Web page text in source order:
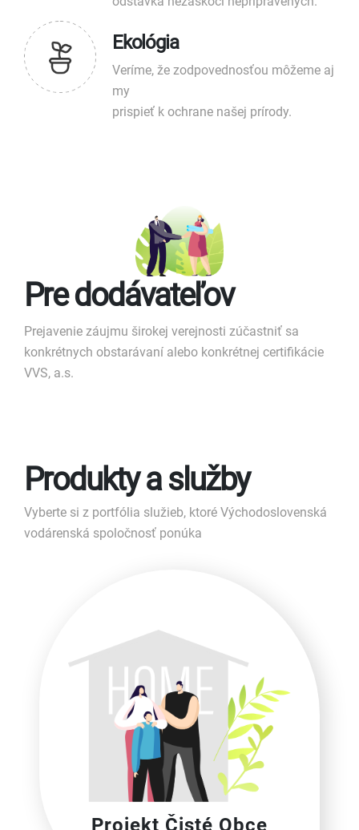
Ekológia
Veríme, že zodpovednosťou môžeme aj
my
prispieť k ochrane našej prírody.
Pre dodávateľov
Prejavenie záujmu širokej verejnosti zúčastniť sa
konkrétnych obstarávaní alebo konkrétnej certifikácie
VVS, a.s.
Produkty a služby
Vyberte si z portfólia služieb, ktoré Východoslovenská
vodárenská spoločnosť ponúka
Projekt Čisté Obce